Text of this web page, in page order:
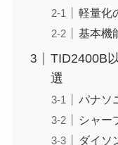
軽量化
基本機
TID2400B
選
パナソ
シャー
ダイソ